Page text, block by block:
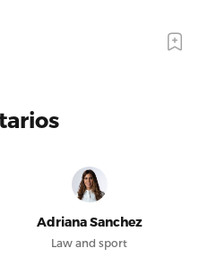
Adriana Sanchez
Law and sport